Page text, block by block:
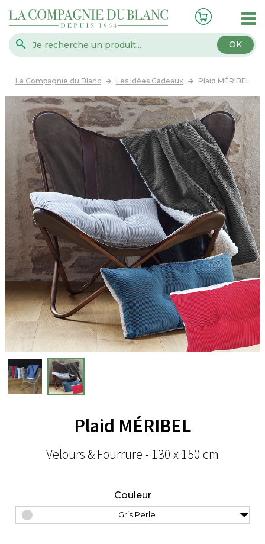
OK
La Compagnie du Blanc Les Idées Cadeaux Plaid MÉRIBEL
Plaid MÉRIBEL
Velours & Fourrure - 130 x 150 cm
Couleur
Gris Perle